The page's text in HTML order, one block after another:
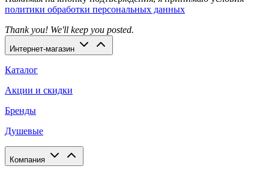
политики обработки персональных данных
Thank you! We'll keep you posted.
Интернет-магазин
Каталог
Акции и скидки
Бренды
Душевые
Компания